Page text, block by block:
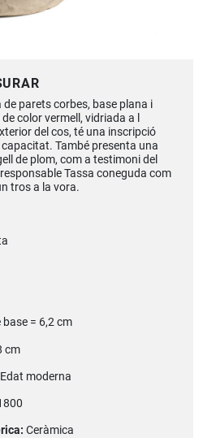
de parets corbes, base plana i
color vermell, vidriada a l
del cos, té una inscripció
També presenta una
de plom, com a testimoni del
Tassa coneguda com
tros a la vora.
base = 6,2 cm
cm
Edat moderna
Ceràmica